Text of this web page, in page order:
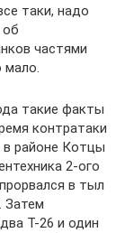
таки, надо
об
частями
мало.
такие факты
контратаки
в районе Котцы
2-ого
в тыл
Затем
Т-26 и один